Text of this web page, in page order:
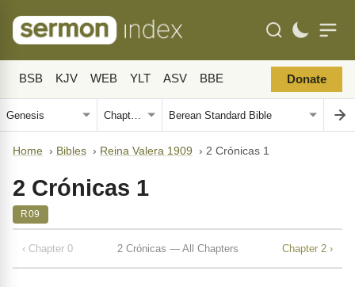
BSB KJV WEB YLT ASV BBE Donate
Home › Bibles › Reina Valera 1909 › 2 Crónicas 1
2 Crónicas 1
R09
‹ Chapter 0 2 Crónicas — All Chapters Chapter 2 ›